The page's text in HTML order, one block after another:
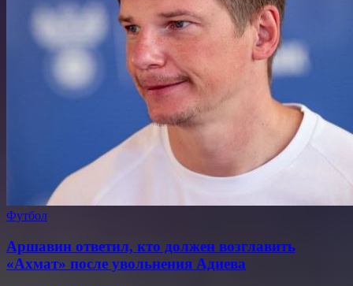
Футбол
Аршавин ответил, кто должен возглавить
«Ахмат» после увольнения Адиева